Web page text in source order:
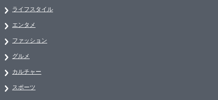
ライフスタイル
エンタメ
ファッション
グルメ
カルチャー
スポーツ